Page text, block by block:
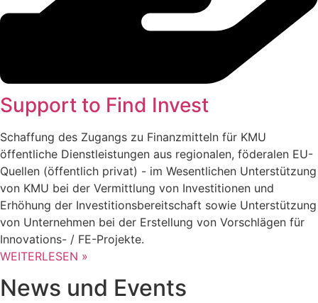
Support to Find Invest
Schaffung des Zugangs zu Finanzmitteln für KMU
öffentliche Dienstleistungen aus regionalen, föderalen EU-
Quellen (öffentlich privat) - im Wesentlichen Unterstützung
von KMU bei der Vermittlung von Investitionen und
Erhöhung der Investitionsbereitschaft sowie Unterstützung
von Unternehmen bei der Erstellung von Vorschlägen für
Innovations- / FE-Projekte.
WEITERLESEN »
News und Events